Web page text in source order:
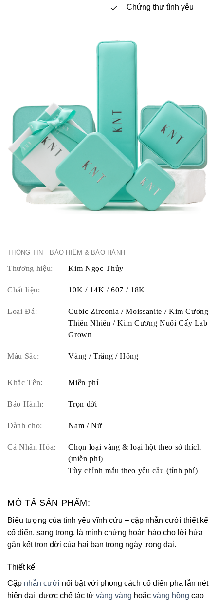
Chứng thư tình yêu
THÔNG TIN BẢO HIỂM & BẢO HÀNH
Thương hiệu: Kim Ngọc Thủy
Chất liệu: 10K / 14K / 607 / 18K
Loại Đá:
Cubic Zirconia / Moissanite / Kim Cương
Thiên Nhiên / Kim Cương Nuôi Cấy Lab
Grown
Màu Sắc: Vàng / Trắng / Hồng
Khắc Tên: Miễn phí
Bảo Hành: Trọn đời
Dành cho: Nam / Nữ
Cá Nhân Hóa:
Chọn loại vàng & loại hột theo sở thích
(miễn phí)
Tùy chỉnh mẫu theo yêu cầu (tính phí)
MÔ TẢ SẢN PHẨM:
Biểu tượng của tình yêu vĩnh cửu – cặp nhẫn cưới thiết kế
cổ điển, sang trọng, là minh chứng hoàn hảo cho lời hứa
gắn kết trọn đời của hai bạn trong ngày trọng đại.
Thiết kế
Cặp nhẫn cưới nổi bật với phong cách cổ điển pha lẫn nét
hiện đại, được chế tác từ vàng vàng hoặc vàng hồng cao